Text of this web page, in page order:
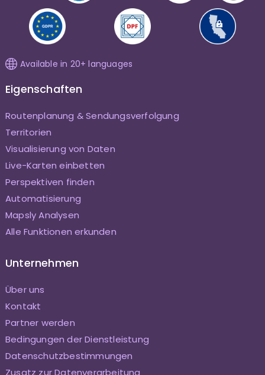
Available in 20+ languages
Eigenschaften
Routenplanung & Sendungsverfolgung
Territorien
Visualisierung von Daten
Live-Karten einbetten
Perspektiven finden
Automatisierung
Mapsly Analysen
Alle Funktionen erkunden
Unternehmen
Über uns
Kontakt
Partner werden
Bedingungen der Dienstleistung
Datenschutzbestimmungen
Zusatz zur Datenverarbeitung